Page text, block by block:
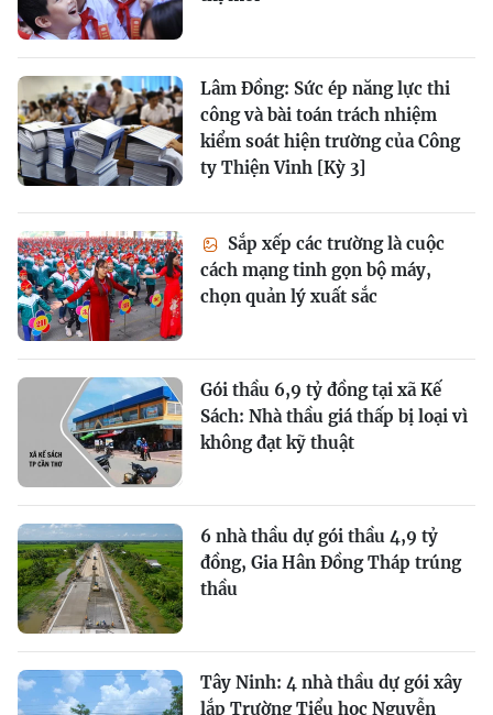
Lâm Đồng: Sức ép năng lực thi
công và bài toán trách nhiệm
kiểm soát hiện trường của Công
ty Thiện Vinh [Kỳ 3]
Sắp xếp các trường là cuộc
cách mạng tinh gọn bộ máy,
chọn quản lý xuất sắc
Gói thầu 6,9 tỷ đồng tại xã Kế
Sách: Nhà thầu giá thấp bị loại vì
không đạt kỹ thuật
6 nhà thầu dự gói thầu 4,9 tỷ
đồng, Gia Hân Đồng Tháp trúng
thầu
Tây Ninh: 4 nhà thầu dự gói xây
lắp Trường Tiểu học Nguyễn